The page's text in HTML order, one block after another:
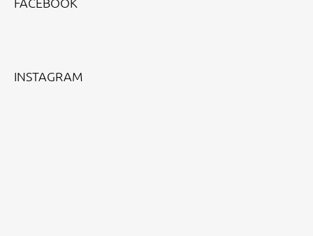
INSTAGRAM